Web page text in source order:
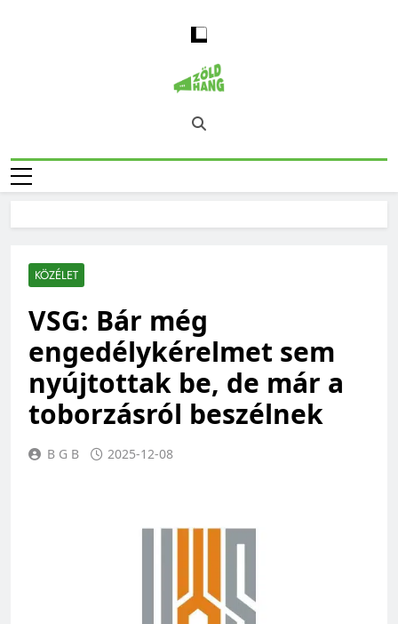
Magyarország
Zöld Hangja
Zöld Hang – Természet, Klímaváltozás,
Fenntarthatóság, Jövő
KÖZÉLET
VSG: Bár még
engedélykérelmet sem
nyújtottak be, de már a
toborzásról beszélnek
B G B 2025-12-08